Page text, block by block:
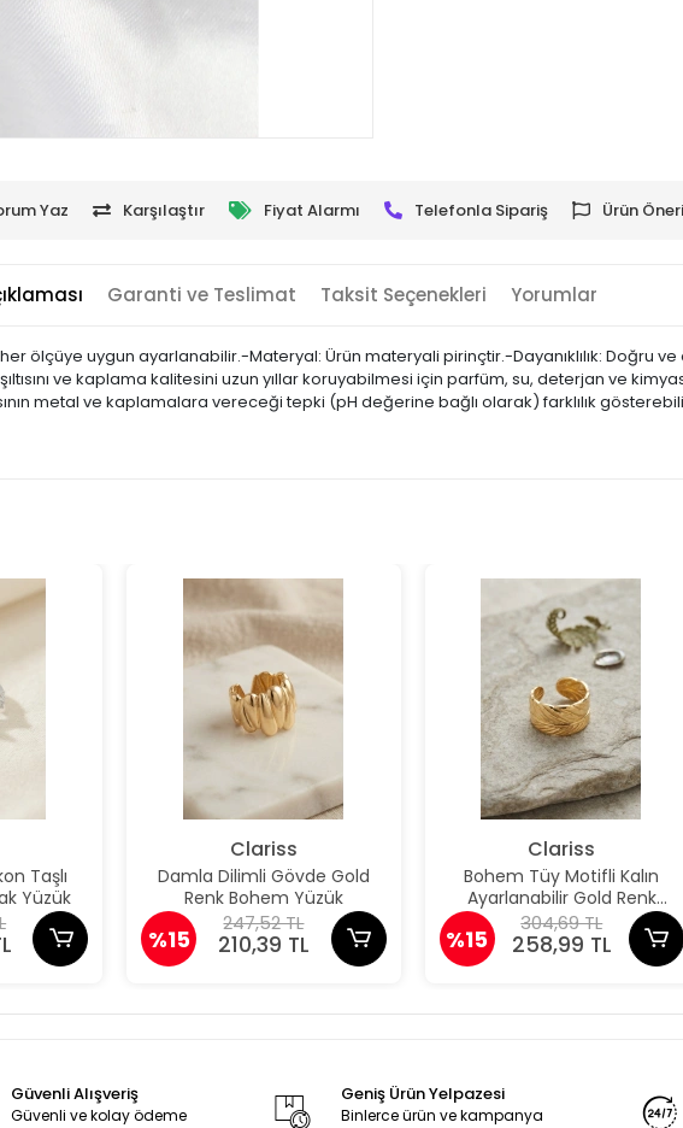
Yaz Karşılaştır Fiyat Alarmı Telefonla Sipariş Ürün
Garanti ve Teslimat Taksit Seçenekleri Yorumlar
ölçüye uygun ayarlanabilir.-Materyal: Ürün materyali pirinçtir.-Dayanıklılık: Doğru
ve kaplama kalitesini uzun yıllar koruyabilmesi için parfüm, su, deterjan ve
metal ve kaplamalara vereceği tepki (pH değerine bağlı olarak) farklılık
Taşlı
Yüzük
Clariss
Damla Dilimli Gövde Gold
Renk Bohem Yüzük
%15
247,52 TL
210,39 TL
Clariss
Bohem Tüy Motifli Kalın
Ayarlanabilir Gold Renk
Yüzük
%15
304,69 TL
258,99 TL
Güvenli Alışveriş
Güvenli ve kolay ödeme
Geniş Ürün Yelpazesi
Binlerce ürün ve kampanya